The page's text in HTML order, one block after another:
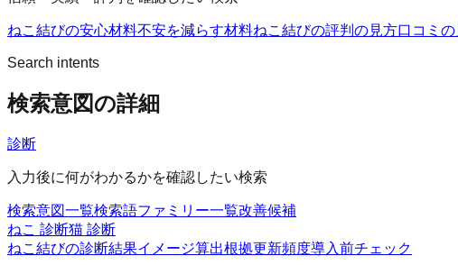
ねこ結びの安心材料不安を減らす材料ねこ結びの評判の見方口コミ
Search intents
検索意図の詳細
診断
入力後に何がわかるかを確認したい検索
検索意図一覧検索語ファミリー一覧改善候補
ねこ 診断猫 診断
ねこ結びの診断結果イメージ算出根拠更新頻度導入前チェック